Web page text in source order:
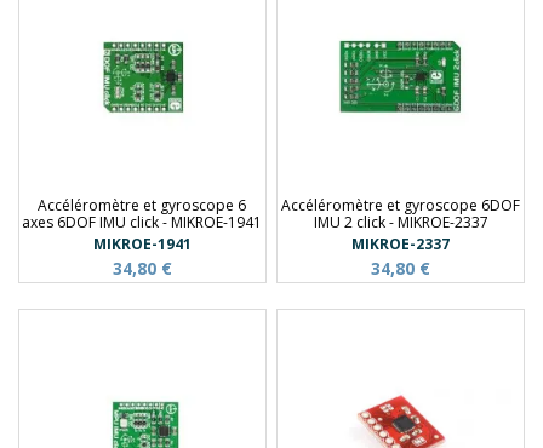
Accéléromètre et gyroscope 6
axes 6DOF IMU click - MIKROE-1941
MIKROE-1941
34,80 €
Accéléromètre et gyroscope 6DOF
IMU 2 click - MIKROE-2337
MIKROE-2337
34,80 €